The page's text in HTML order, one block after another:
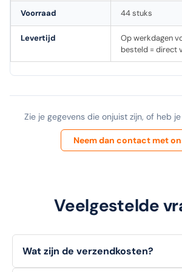
Voorraad 44 stuks
Levertijd
Op werkdagen
besteld = direct
Zie je gegevens die onjuist zijn, of heb
Neem dan contact met
Veelgestelde
Wat zijn de verzendkosten?